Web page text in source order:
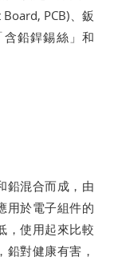
PCB)、鈑
鉛銲錫絲」和
鉛混合而成，由
用於電子組件的
，使用起來比較
對健康有害，